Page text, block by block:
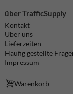
über TrafficSupply
Kontakt
Über uns
Lieferzeiten
Häufig gestellte
Impressum
Warenkorb